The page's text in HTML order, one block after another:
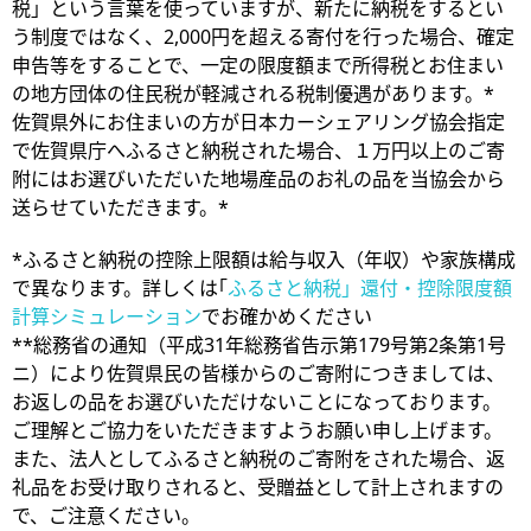
税」という言葉を使っていますが、新たに納税をするとい
う制度ではなく、2,000円を超える寄付を行った場合、確定
申告等をすることで、一定の限度額まで所得税とお住まい
の地方団体の住民税が軽減される税制優遇があります。*
佐賀県外にお住まいの方が日本カーシェアリング協会指定
で佐賀県庁へふるさと納税された場合、１万円以上のご寄
附にはお選びいただいた地場産品のお礼の品を当協会から
送らせていただきます。*
*ふるさと納税の控除上限額は給与収入（年収）や家族構成
で異なります。詳しくは｢ふるさと納税」還付・控除限度額
計算シミュレーションでお確かめください
**総務省の通知（平成31年総務省告示第179号第2条第1号
ニ）により佐賀県民の皆様からのご寄附につきましては、
お返しの品をお選びいただけないことになっております。
ご理解とご協力をいただきますようお願い申し上げます。
また、法人としてふるさと納税のご寄附をされた場合、返
礼品をお受け取りされると、受贈益として計上されますの
で、ご注意ください。